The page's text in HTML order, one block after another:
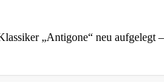
„Antigone“ neu